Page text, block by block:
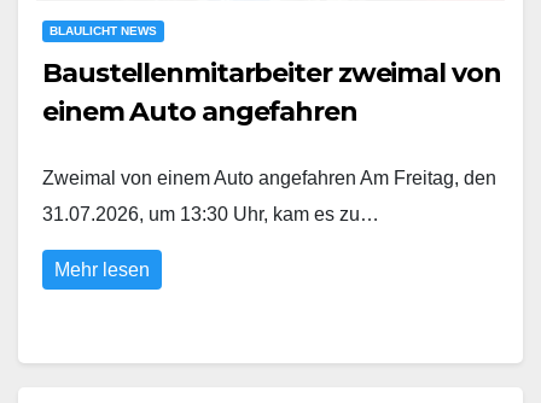
BLAULICHT NEWS
Baustellenmitarbeiter zweimal von
einem Auto angefahren
Zweimal von einem Auto angefahren Am Freitag, den
31.07.2026, um 13:30 Uhr, kam es zu…
Mehr lesen